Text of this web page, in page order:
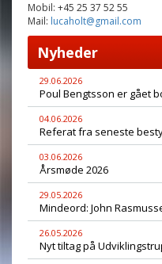
Mobil: +45 25 37 52 55
Mail: lucaholt@gmail.com
Nyheder
29.06.2026
Poul Bengtsson er gået
04.06.2026
Referat fra seneste
03.06.2026
Årsmøde 2026
29.05.2026
Mindeord: John
26.05.2026
Nyt tiltag på